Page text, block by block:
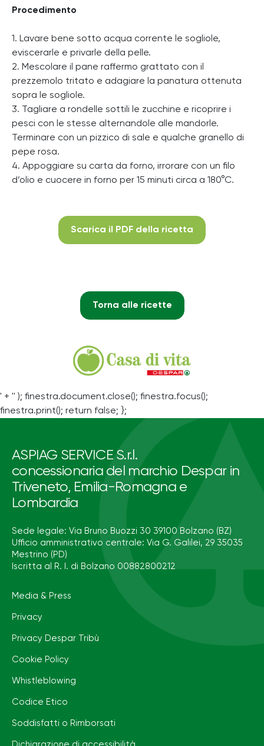
Procedimento
1. Lavare bene sotto acqua corrente le sogliole,
eviscerarle e privarle della pelle.
2. Mescolare il pane raffermo grattato con il
prezzemolo tritato e adagiare la panatura ottenuta
sopra le sogliole.
3. Tagliare a rondelle sottili le zucchine e ricoprire i
pesci con le stesse alternandole alle mandorle.
Terminare con un pizzico di sale e qualche granello di
pepe rosa.
4. Appoggiare su carta da forno, irrorare con un filo
d’olio e cuocere in forno per 15 minuti circa a 180°C.
Scarica il PDF della ricetta
Torna alle ricette
' + '' ); finestra.document.close(); finestra.focus();
finestra.print(); return false; };
ASPIAG SERVICE S.r.l.
concessionaria del marchio Despar in
Triveneto, Emilia-Romagna e
Lombardia
Sede legale: Via Bruno Buozzi 30 39100 Bolzano (BZ)
Ufficio amministrativo centrale: Via G. Galilei, 29 35035
Mestrino (PD)
Iscritta al R. I. di Bolzano 00882800212
Media & Press
Privacy
Privacy Despar Tribù
Cookie Policy
Whistleblowing
Codice Etico
Soddisfatti o Rimborsati
Dichiarazione di accessibilità